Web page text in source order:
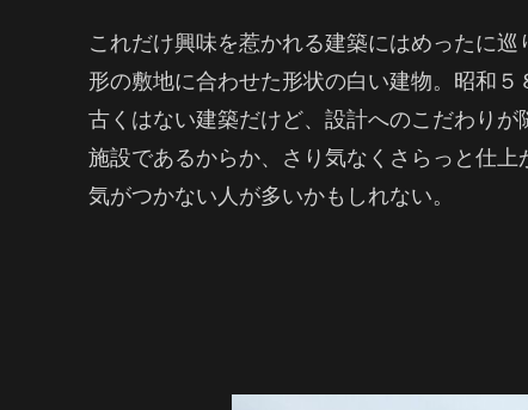
これだけ興味を惹かれる建築にはめったに
形の敷地に合わせた形状の白い建物。 昭和５
古くはない建築だけど、設計へのこだわりが
施設であるからか、さり気なくさらっと仕
気がつかない人が多いかもしれない。